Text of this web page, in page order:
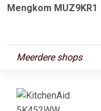
Mengkom MUZ9KR1
Meerdere shops